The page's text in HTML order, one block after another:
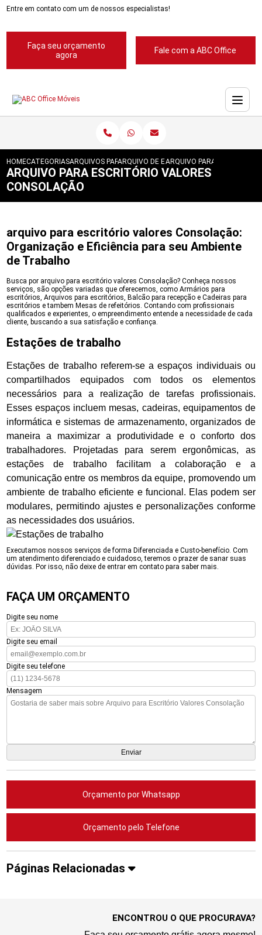
Entre em contato com um de nossos especialistas!
Faça seu orçamento
agora
Fale com a ABC Office
HOMECATEGORIASARQUIVOS PARA ESCRITORIOS
ARQUIVO DE ESCRITORIOS
ARQUIVO PARA
ARQUIVO PARA ESCRITÓRIO VALORES
CONSOLAÇÃO
arquivo para escritório valores Consolação:
Organização e Eficiência para seu Ambiente
de Trabalho
Busca por arquivo para escritório valores Consolação? Conheça nossos
serviços, são opções variadas que oferecemos, como Armários para
escritórios, Arquivos para escritórios, Balcão para recepção e Cadeiras para
escritórios e tambem Mesas de refeitórios. Contando com profissionais
qualificados e experientes, o empreendimento entende a necessidade de cada
cliente, buscando a sua satisfação e confiança.
Estações de trabalho
Estações de trabalho referem-se a espaços individuais ou
compartilhados equipados com todos os elementos
necessários para a realização de tarefas profissionais.
Esses espaços incluem mesas, cadeiras, equipamentos de
informática e sistemas de armazenamento, organizados de
maneira a maximizar a produtividade e o conforto dos
trabalhadores. Projetadas para serem ergonômicas, as
estações de trabalho facilitam a colaboração e a
comunicação entre os membros da equipe, promovendo um
ambiente de trabalho eficiente e funcional. Elas podem ser
modulares, permitindo ajustes e personalizações conforme
as necessidades dos usuários.
Executamos nossos serviços de forma Diferenciada e Custo-benefício. Com
um atendimento diferenciado e cuidadoso, teremos o prazer de sanar suas
dúvidas. Por isso, não deixe de entrar em contato para saber mais.
FAÇA UM ORÇAMENTO
Digite seu nome
Digite seu email
Digite seu telefone
Mensagem
Orçamento por Whatsapp
Orçamento pelo Telefone
Páginas Relacionadas
ENCONTROU O QUE PROCURAVA?